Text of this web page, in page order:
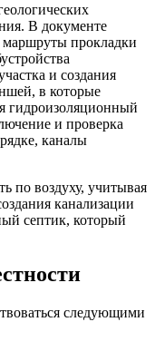
В документе
прокладки
и создания
в которые
гидроизоляционный
и проверка
каналы
по воздуху, учитывая
канализации
септик, который
следующими